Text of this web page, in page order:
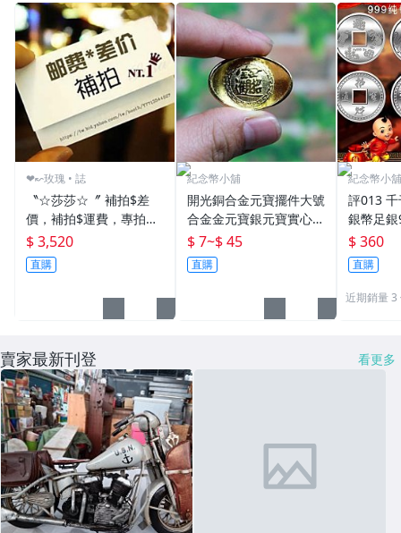
❤↜玫瑰 • 誌
〝☆莎莎☆〞 補拍$差
價，補拍$運費，專拍！
差幾元拍幾件--
$ 3,520
直購
紀念幣小舖
開光銅合金元寶擺件大號
合金金元寶銀元寶實心
招財
$ 7~$ 45
直購
紀念幣小舖
評013
銀幣足
子幣銀條
$ 360
直購
近期銷量 3
賣家最新刊登 看更多